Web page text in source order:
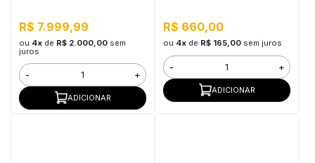
R$ 7.999,99
ou 4xde R$ 2.000,00 sem
juros
- +
ADICIONAR
R$ 660,00
ou 4xde R$ 165,00 sem juros
- +
ADICIONAR